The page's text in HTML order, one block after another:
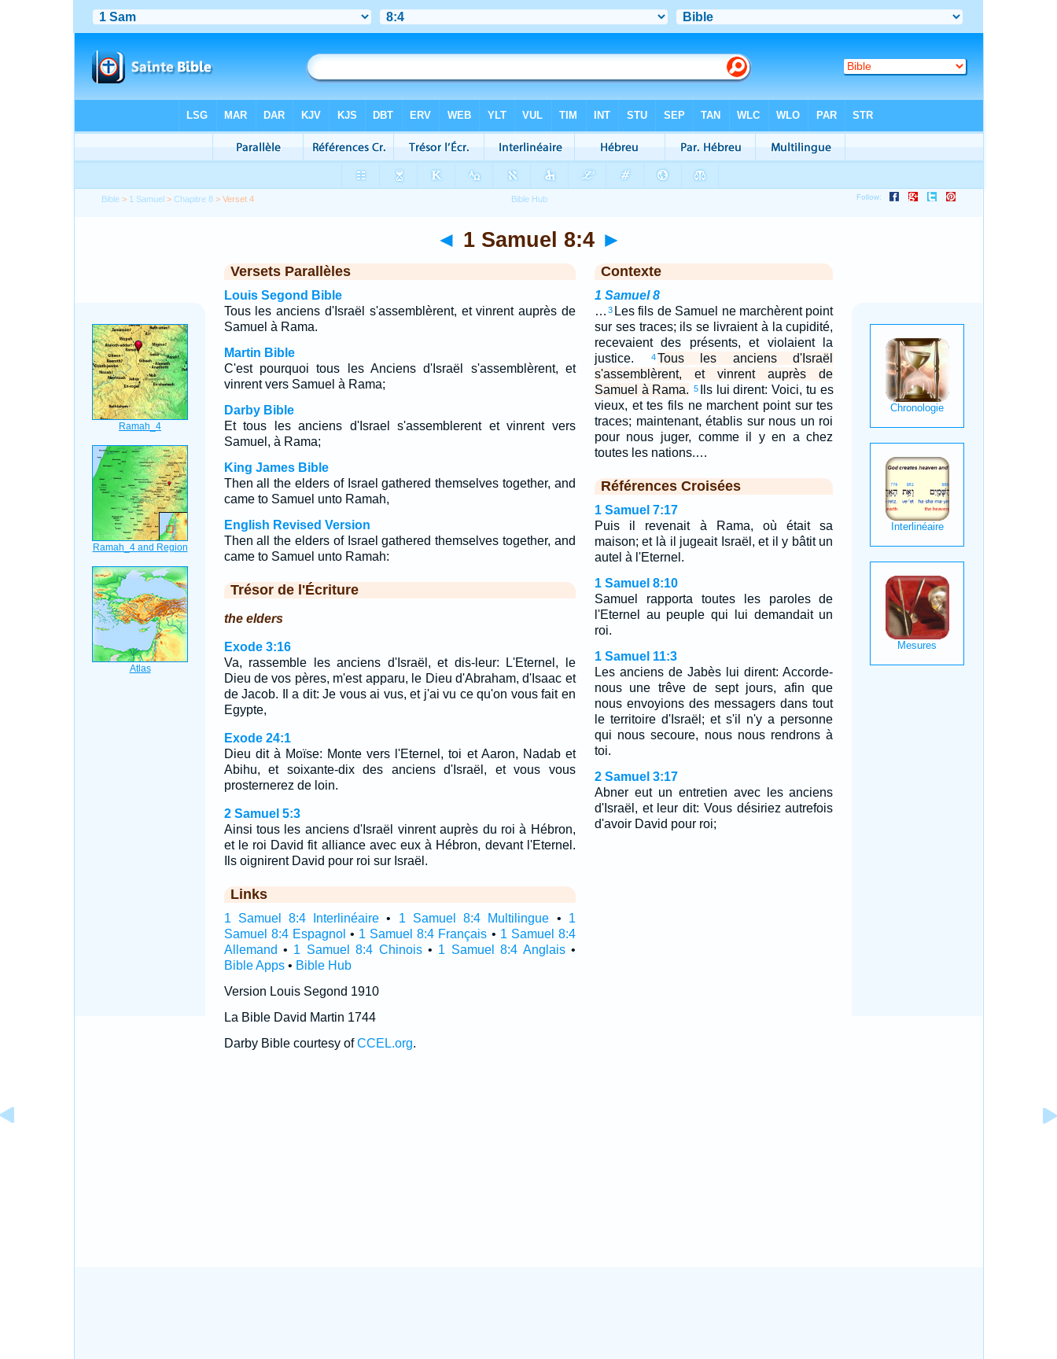
Bible > 1 Samuel >Chapitre 8 > Verset 4
◄ 1 Samuel 8:4 ►
Versets Parallèles
Louis Segond Bible
Tous les anciens d'Israël s'assemblèrent, et vinrent auprès de
Samuel à Rama.
Martin Bible
C'est pourquoi tous les Anciens d'Israël s'assemblèrent, et
vinrent vers Samuel à Rama;
Darby Bible
Et tous les anciens d'Israel s'assemblerent et vinrent vers
Samuel, à Rama;
King James Bible
Then all the elders of Israel gathered themselves together, and
came to Samuel unto Ramah,
English Revised Version
Then all the elders of Israel gathered themselves together, and
came to Samuel unto Ramah:
Trésor de l'Écriture
the elders
Exode 3:16
Va, rassemble les anciens d'Israël, et dis-leur: L'Eternel, le
Dieu de vos pères, m'est apparu, le Dieu d'Abraham, d'Isaac et
de Jacob. Il a dit: Je vous ai vus, et j'ai vu ce qu'on vous fait en
Egypte,
Exode 24:1
Dieu dit à Moïse: Monte vers l'Eternel, toi et Aaron, Nadab et
Abihu, et soixante-dix des anciens d'Israël, et vous vous
prosternerez de loin.
2 Samuel 5:3
Ainsi tous les anciens d'Israël vinrent auprès du roi à Hébron,
et le roi David fit alliance avec eux à Hébron, devant l'Eternel.
Ils oignirent David pour roi sur Israël.
Links
1 Samuel 8:4 Interlinéaire • 1 Samuel 8:4 Multilingue • 1
Samuel 8:4 Espagnol • 1 Samuel 8:4 Français • 1 Samuel 8:4
Allemand • 1 Samuel 8:4 Chinois• 1 Samuel 8:4 Anglais•
Bible Apps• Bible Hub
Version Louis Segond 1910
La Bible David Martin 1744
Darby Bible courtesy ofCCEL.org.
Contexte
1 Samuel 8
… 3 Les fils de Samuel ne marchèrent point
sur ses traces; ils se livraient à la cupidité,
recevaient des présents, et violaient la
justice.
4 Tous les anciens d'Israël
s'assemblèrent, et vinrent auprès de
Samuel à Rama. 5
Ils lui dirent: Voici, tu es
vieux, et tes fils ne marchent point sur tes
traces; maintenant, établis sur nous un roi
pour nous juger, comme il y en a chez
toutes les nations.…
Références Croisées
1 Samuel 7:17
Puis il revenait à Rama, où était sa
maison; et là il jugeait Israël, et il y bâtit un
autel à l'Eternel.
1 Samuel 8:10
Samuel rapporta toutes les paroles de
l'Eternel au peuple qui lui demandait un
roi.
1 Samuel 11:3
Les anciens de Jabès lui dirent: Accorde-
nous une trêve de sept jours, afin que
nous envoyions des messagers dans tout
le territoire d'Israël; et s'il n'y a personne
qui nous secoure, nous nous rendrons à
toi.
2 Samuel 3:17
Abner eut un entretien avec les anciens
d'Israël, et leur dit: Vous désiriez autrefois
d'avoir David pour roi;